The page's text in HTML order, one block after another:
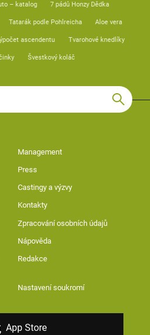
– katalog 7 pádů Honzy Dědka
Tatarák podle Pohlreicha Aloe vera
ascendentu Tvarohové knedlíky
Švestkový koláč
Management
Press
Castingy a výzvy
Kontakty
Zpracování osobních údajů
Nápověda
Redakce
Nastavení soukromí
App Store